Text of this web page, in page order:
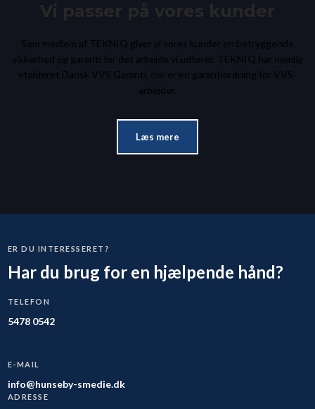
Som medlem af TEKNIQ giver vi vores kunder en betryggende
sikkerhed og garanti for det arbejde vi udfører. TEKNIQ har nemlig
etableret Dansk VVS Garanti, der er en garantiordning for VVS-
arbejder.​
Læs mere
ER DU INTERESSERET?
Har du brug for en hjælpende hånd?
TELEFON
5478 0542
E-MAIL
info@hunseby-smedie.dk
ADRESSE